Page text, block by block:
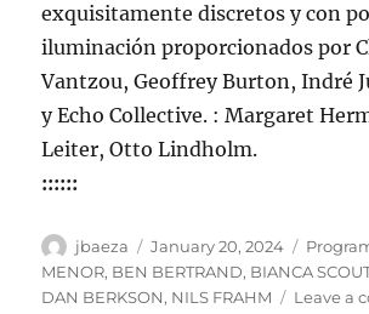
exquisitamente discretos y con
iluminación proporcionados por
Vantzou, Geoffrey Burton, Indré
y Echo Collective. : Margaret
Leiter, Otto Lindholm.
::::::
Author
jbaeza
Posted
on
January 20, 2024
MENOR, BEN BERTRAND, BIANCA
DAN BERKSON, NILS FRAHM Leave a